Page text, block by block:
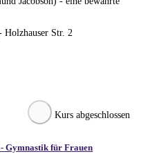
Str. 2
Kurs abgeschlossen
Gymnastik für Frauen